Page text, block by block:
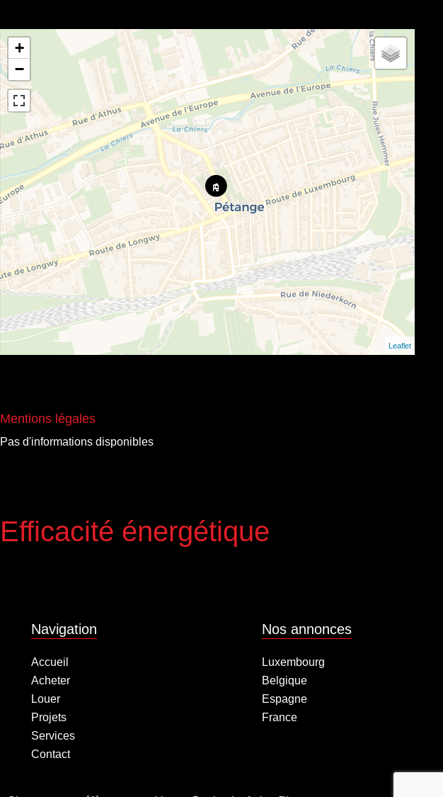
+
−
Leaflet
Mentions légales
Pas d'informations disponibles
Efficacité énergétique
Navigation
Accueil
Acheter
Louer
Projets
Services
Contact
Nos annonces
Luxembourg
Belgique
Espagne
France